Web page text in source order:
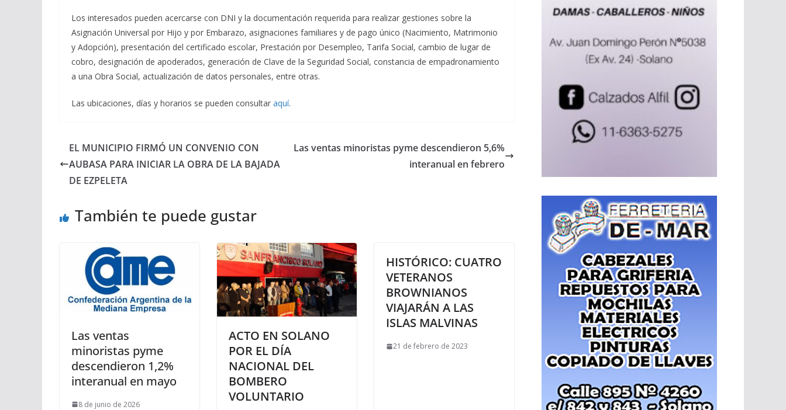
Los interesados pueden acercarse con DNI y la documentación requerida para realizar gestiones sobre la
Asignación Universal por Hijo y por Embarazo, asignaciones familiares y de pago único (Nacimiento, Matrimonio
y Adopción), presentación del certificado escolar, Prestación por Desempleo, Tarifa Social, cambio de lugar de
cobro, designación de apoderados, generación de Clave de la Seguridad Social, constancia de empadronamiento
a una Obra Social, actualización de datos personales, entre otras.
Las ubicaciones, días y horarios se pueden consultar aquí.
EL MUNICIPIO FIRMÓ UN CONVENIO CON
AUBASA PARA INICIAR LA OBRA DE LA BAJADA
DE EZPELETA
Las ventas minoristas pyme descendieron 5,6%
interanual en febrero
También te puede gustar
Las ventas
minoristas pyme
descendieron 1,2%
interanual en mayo
8 de junio de 2026
ACTO EN SOLANO
POR EL DÍA
NACIONAL DEL
BOMBERO
VOLUNTARIO
HISTÓRICO: CUATRO
VETERANOS
BROWNIANOS
VIAJARÁN A LAS
ISLAS MALVINAS
21 de febrero de 2023